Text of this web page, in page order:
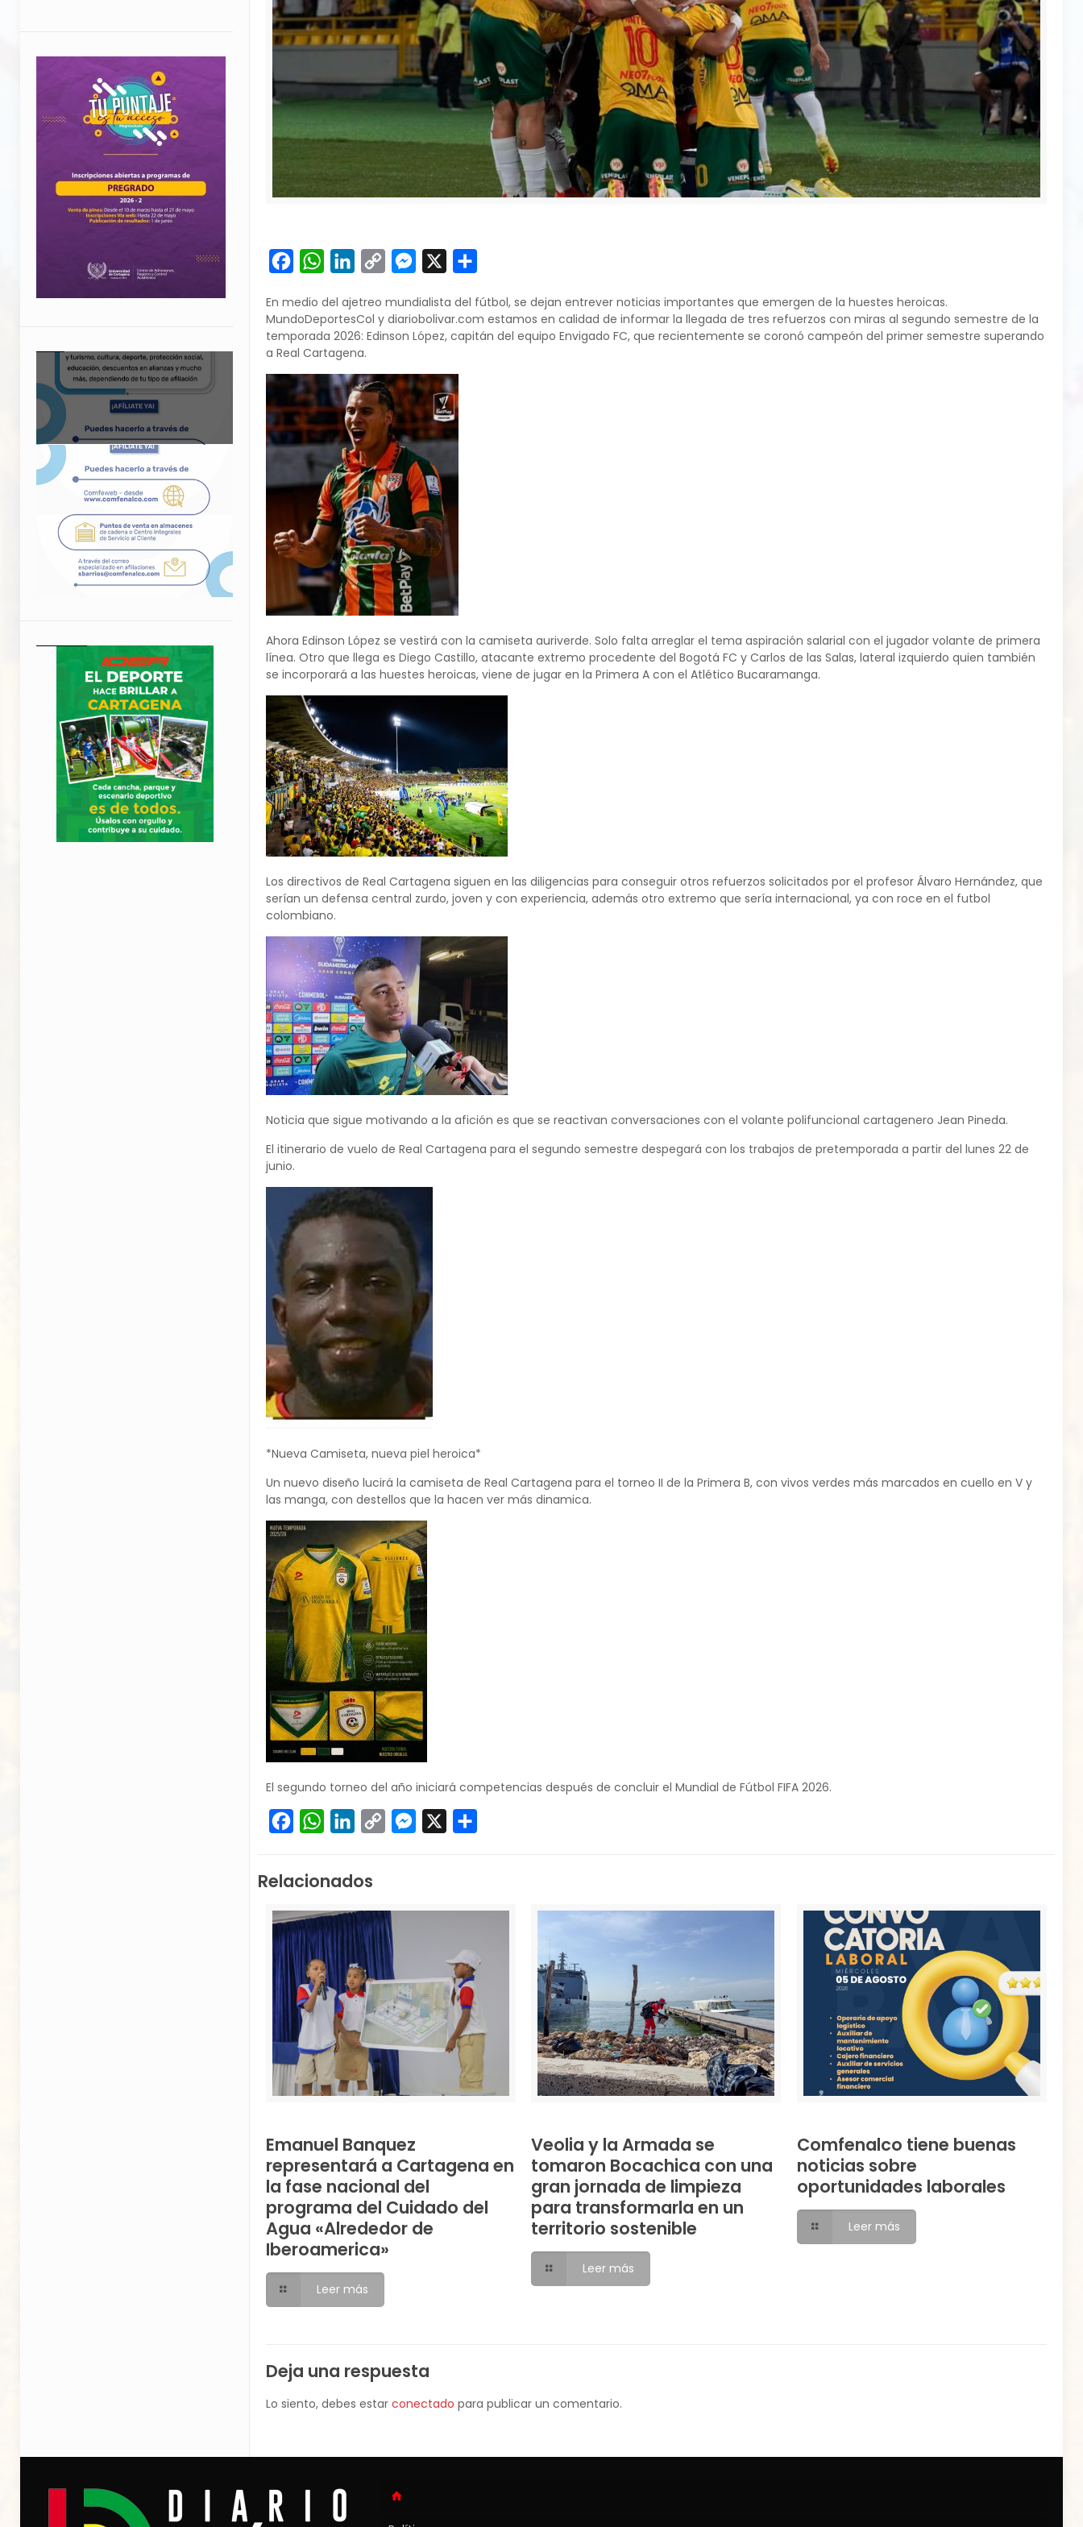
FacebookWhatsAppLinkedIn
Copy
Messenger
En medio del ajetreo mundialista del fútbol, se dejan entrever noticias importantes que emergen de la huestes heroicas.
MundoDeportesCol y diariobolivar.com estamos en calidad de informar la llegada de tres refuerzos con miras al segundo semestre de la
temporada 2026: Edinson López, capitán del equipo Envigado FC, que recientemente se coronó campeón del primer semestre superando
a Real Cartagena.
Ahora Edinson López se vestirá con la camiseta auriverde. Solo falta arreglar el tema aspiración salarial con el jugador volante de primera
línea. Otro que llega es Diego Castillo, atacante extremo procedente del Bogotá FC y Carlos de las Salas, lateral izquierdo quien también
se incorporará a las huestes heroicas, viene de jugar en la Primera A con el Atlético Bucaramanga.
Los directivos de Real Cartagena siguen en las diligencias para conseguir otros refuerzos solicitados por el profesor Álvaro Hernández, que
serían un defensa central zurdo, joven y con experiencia, además otro extremo que sería internacional, ya con roce en el futbol
colombiano.
Noticia que sigue motivando a la afición es que se reactivan conversaciones con el volante polifuncional cartagenero Jean Pineda.
El itinerario de vuelo de Real Cartagena para el segundo semestre despegará con los trabajos de pretemporada a partir del lunes 22 de
junio.
*Nueva Camiseta, nueva piel heroica*
Un nuevo diseño lucirá la camiseta de Real Cartagena para el torneo II de la Primera B, con vivos verdes más marcados en cuello en V y
las manga, con destellos que la hacen ver más dinamica.
El segundo torneo del año iniciará competencias después de concluir el Mundial de Fútbol FIFA 2026.
FacebookWhatsAppLinkedIn
Copy
Messenger
Relacionados
Emanuel Banquez
representará a Cartagena en
la fase nacional del
programa del Cuidado del
Agua «Alrededor de
Iberoamerica»
Leer más
Veolia y la Armada se
tomaron Bocachica con una
gran jornada de limpieza
para transformarla en un
territorio sostenible
Leer más
Comfenalco tiene buenas
noticias sobre
oportunidades laborales
Leer más
Deja una respuesta
Lo siento, debes estar conectado para publicar un comentario.